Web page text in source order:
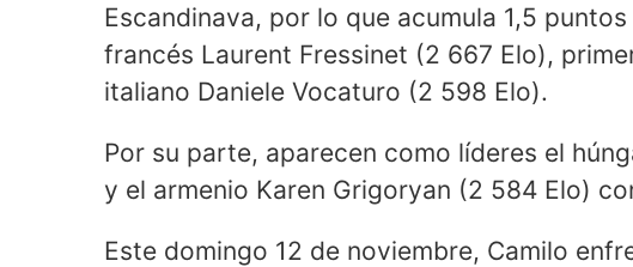
Escandinava, por lo que acumula 1,5
francés Laurent Fressinet (2 667 Elo),
italiano Daniele Vocaturo (2 598 Elo).
Por su parte, aparecen como líderes el
y el armenio Karen Grigoryan (2 584 Elo)
Este domingo 12 de noviembre, Camilo